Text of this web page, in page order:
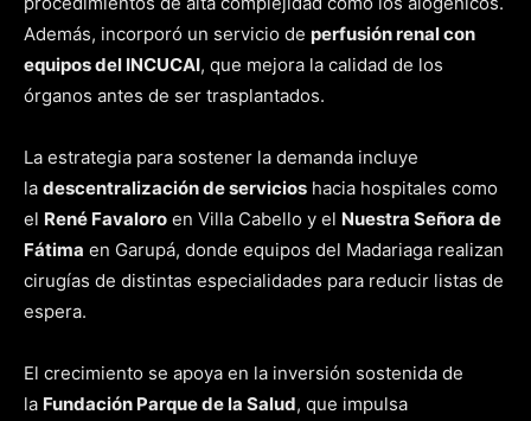
Además, incorporó un servicio de perfusión renal con
equipos del INCUCAI, que mejora la calidad de los
órganos antes de ser trasplantados.
La estrategia para sostener la demanda incluye
la descentralización de servicios hacia hospitales como
el René Favaloro en Villa Cabello y el Nuestra Señora de
Fátima en Garupá, donde equipos del Madariaga realizan
cirugías de distintas especialidades para reducir listas de
espera.
El crecimiento se apoya en la inversión sostenida de
la Fundación Parque de la Salud, que impulsa